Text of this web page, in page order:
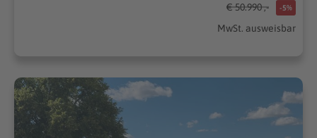
€ 50.990 ,- -5%
MwSt. ausweisbar